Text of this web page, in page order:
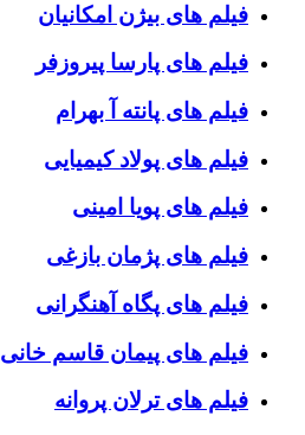
فیلم های بیژن امکانیان
فیلم های پارسا پیروزفر
فیلم های پانته آ بهرام
فیلم های پولاد کیمیایی
فیلم های پویا امینی
فیلم های پژمان بازغی
فیلم های پگاه آهنگرانی
فیلم های پیمان قاسم خانی
فیلم های ترلان پروانه